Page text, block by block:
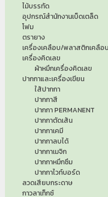
ไม้บรรทัด
อุปกรณ์สำนักงานเบ็ดเตล็ด
โฟม
ตรายาง
เครื่องเคลือบ/พลาสติกเคลือบ
เครื่องคิดเลข
ผ้าหมึกเครื่องคิดเลข
ปากกาและเครื่องเขียน
ใส้ปากกา
ปากกาสี
ปากกา PERMANENT
ปากกาตัดเส้น
ปากกาเคมี
ปากกาลบได้
ปากกาเมจิก
ปากกาหมึกซึม
ปากกาไวท์บอร์ด
ลวดเสียบกระดาษ
กาวลาเท็กซ์